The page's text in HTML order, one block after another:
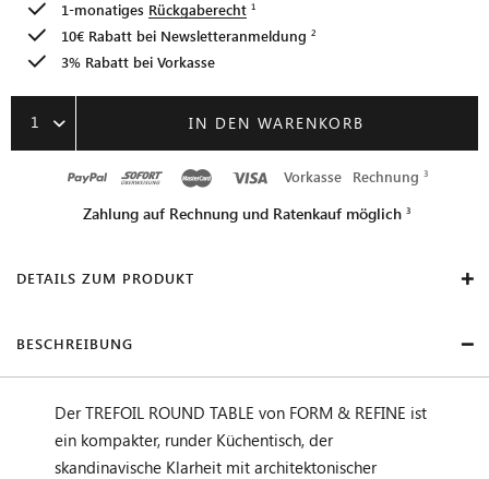
1-monatiges Rückgaberecht
10€ Rabatt bei Newsletteranmeldung
3% Rabatt bei Vorkasse
1 IN DEN WARENKORB
Vorkasse Rechnung
Zahlung auf Rechnung und Ratenkauf möglich
DETAILS ZUM PRODUKT
BESCHREIBUNG
Der TREFOIL ROUND TABLE von FORM & REFINE ist
ein kompakter, runder Küchentisch, der
skandinavische Klarheit mit architektonischer